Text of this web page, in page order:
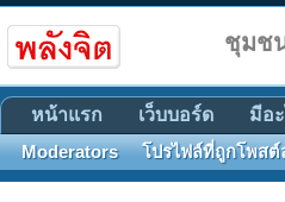
ชุมช
หน้าแรก เว็บบอร์ด มีอ
Moderators โปรไฟล์ที่ถูกโพสต์